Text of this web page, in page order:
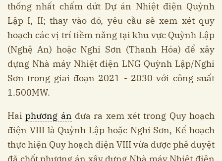
thống nhất chấm dứt Dự án Nhiệt điện Quỳnh
Lập I, II; thay vào đó, yêu cầu sẽ xem xét quy
hoạch các vị trí tiềm năng tại khu vực Quỳnh Lập
(Nghệ An) hoặc Nghi Sơn (Thanh Hóa) để xây
dựng Nhà máy Nhiệt điện LNG Quỳnh Lập/Nghi
Sơn trong giai đoạn 2021 - 2030 với công suất
1.500MW.
Haiphương án đưa ra xem xét trong Quy hoạch
điện VIII là Quỳnh Lập hoặc Nghi Sơn, Kế hoạch
thực hiện Quy hoạch điện VIII vừa được phê duyệt